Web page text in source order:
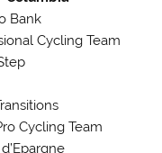
Bank
Cycling Team
Cycling Team